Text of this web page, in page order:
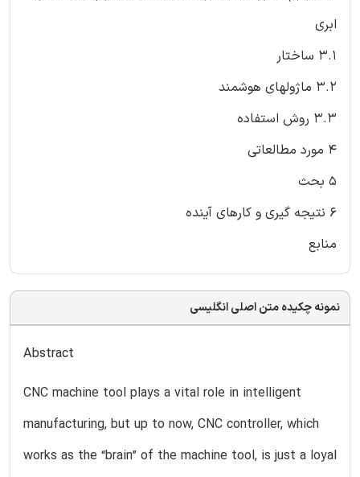
ابری
3.1 ساختار
3.2 ماژولهای هوشمند
3.3 روش استفاده
4 مورد مطالعاتی
5 بحث
6 نتیجه گیری و کارهای آینده
منابع
نمونه چکیده متن اصلی انگلیسی
Abstract
CNC machine tool plays a vital role in intelligent
manufacturing, but up to now, CNC controller, which
works as the “brain” of the machine tool, is just a loyal